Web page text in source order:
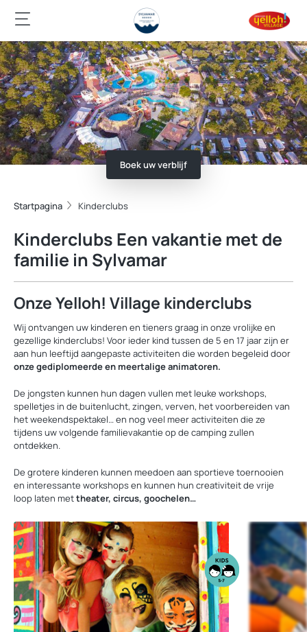
Boek uw verblijf
Startpagina Kinderclubs
Kinderclubs Een vakantie met de
familie in Sylvamar
Onze Yelloh! Village kinderclubs
Wij ontvangen uw kinderen en tieners graag in onze vrolijke en
gezellige kinderclubs! Voor ieder kind tussen de 5 en 17 jaar zijn er
aan hun leeftijd aangepaste activiteiten die worden begeleid door
onze gediplomeerde en meertalige animatoren.
De jongsten kunnen hun dagen vullen met leuke workshops,
spelletjes in de buitenlucht, zingen, verven, het voorbereiden van
het weekendspektakel… en nog veel meer activiteiten die ze
tijdens uw volgende familievakantie op de camping zullen
ontdekken.
De grotere kinderen kunnen meedoen aan sportieve toernooien
en interessante workshops en kunnen hun creativiteit de vrije
loop laten mettheater, circus, goochelen…